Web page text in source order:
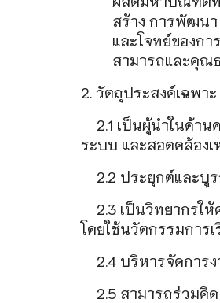
สร้าง การพัฒนา
และโจทย์ของก
สามารถและคุณ
2. วัตถุประสงค์เฉพาะ
2.1 เป็นผู้นําในด้า
ระบบ และสอดคล้อง
2.2 ประยุกต์และ
2.3 เป็นวิทยากรใ
โดยใช้นวัตกรรมกา
2.4 บริหารจัดการ
2.5 สามารถร่วมคิ